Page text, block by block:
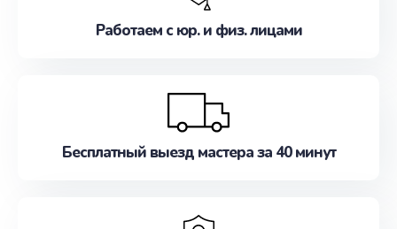
Работаем с юр. и физ. лицами
Бесплатный выезд мастера за 40 минут